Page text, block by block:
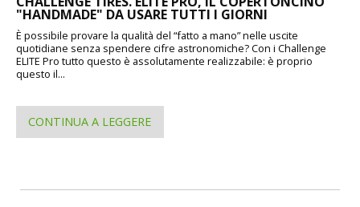
"HANDMADE" DA USARE TUTTI I GIORNI
È possibile provare la qualità del “fatto a mano” nelle uscite
quotidiane senza spendere cifre astronomiche? Con i Challenge
ELITE Pro tutto questo è assolutamente realizzabile: è proprio
questo il...
CONTINUA A LEGGERE